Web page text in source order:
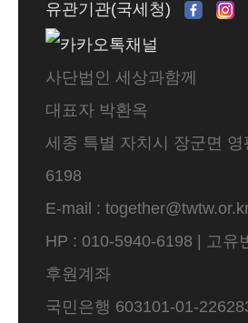
유관기관(국세청)
사단법인 세상과함께
대표자 박환옥
세종 특별 자치시 장군면
6198
E-mail :
HP : 010-5940-6198 | 고유
후원계좌
국민은행 603101-01-